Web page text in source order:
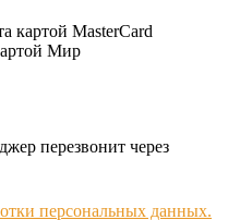
перезвонит через
персональных данных.